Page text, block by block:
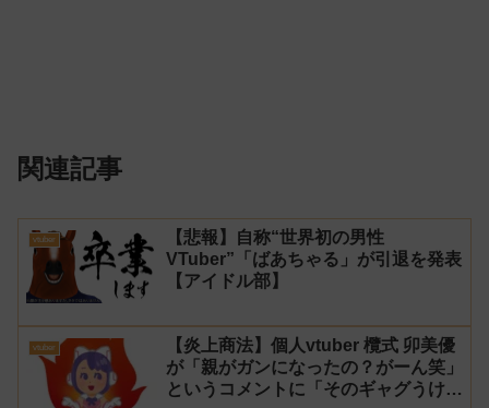
関連記事
vtuber
【悲報】自称“世界初の男性
VTuber”「ばあちゃる」が引退を発表
【アイドル部】
vtuber
【炎上商法】個人vtuber 欖式 卯美優
が「親がガンになったの？がーん笑」
というコメントに「そのギャグうけ